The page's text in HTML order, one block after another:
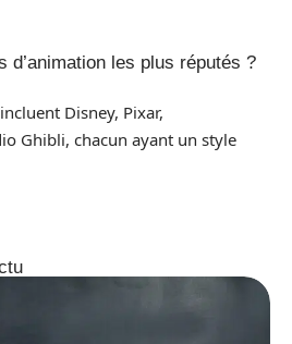
d’animation les plus réputés ?
Disney, Pixar,
Ghibli, chacun ayant un style